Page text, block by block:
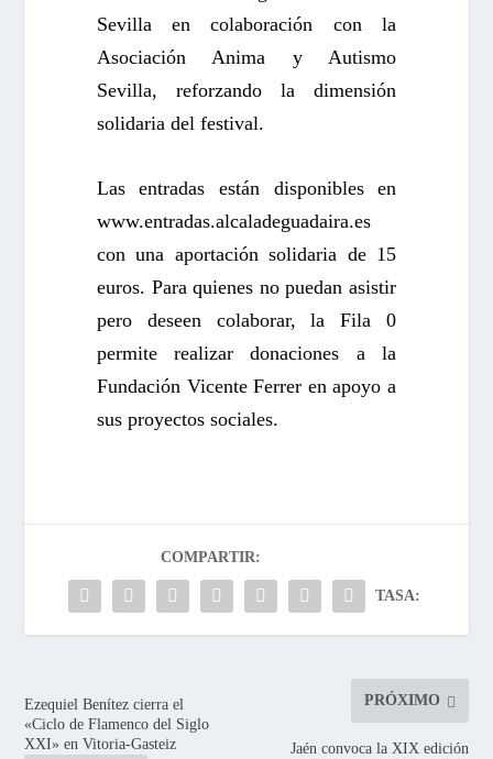
Sevilla en colaboración con la
Asociación Anima y Autismo
Sevilla, reforzando la dimensión
solidaria del festival.
Las entradas están disponibles en
www.entradas.alcaladeguadaira.es
con una aportación solidaria de 15
euros. Para quienes no puedan asistir
pero deseen colaborar, la Fila 0
permite realizar donaciones a la
Fundación Vicente Ferrer en apoyo a
sus proyectos sociales.
COMPARTIR:
TASA:
Ezequiel Benítez cierra el
«Ciclo de Flamenco del Siglo
XXI» en Vitoria-Gasteiz
PRÓXIMO
Jaén convoca la XIX edición